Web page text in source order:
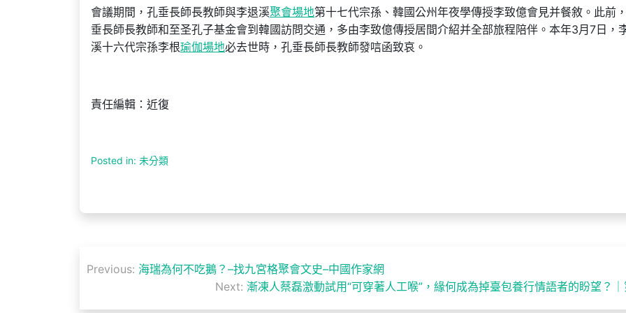
會議期間，孔垂長師長教師與李退溪聚會場地第十七代宗孫、韓國公州年夜學傳授李致億會見并餐敘。此前
垂長師長教師和至圣孔子基金會到韓國訪問交通，多由李致億傳授居間介紹并全部旅程陪伴。本年3月7日，
溪十六代宗孫李根瑜伽場地必去世時，孔垂長師長教師發唁函致哀。
責任編輯：近復
Posted in: 未分類
文
Previous: 海瑞為何不吃鵝？–找九宮格聚會文史–中國作家網
Next: 漸凍人蔡磊激動試用“可穿著人工喉”，緣何成為掉臺包養行情語者的盼望？